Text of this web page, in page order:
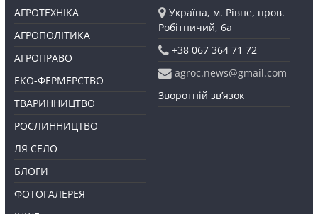
АГРОТЕХНІКА
АГРОПОЛІТИКА
АГРОПРАВО
ЕКО-ФЕРМЕРСТВО
ТВАРИННИЦТВО
РОСЛИННИЦТВО
ЛЯ СЕЛО
БЛОГИ
ФОТОГАЛЕРЕЯ
Україна, м. Рівне, пров.
Робітничий, 6а
+38 067 364 71 72
agroc.news@gmail.com
Зворотній зв’язок